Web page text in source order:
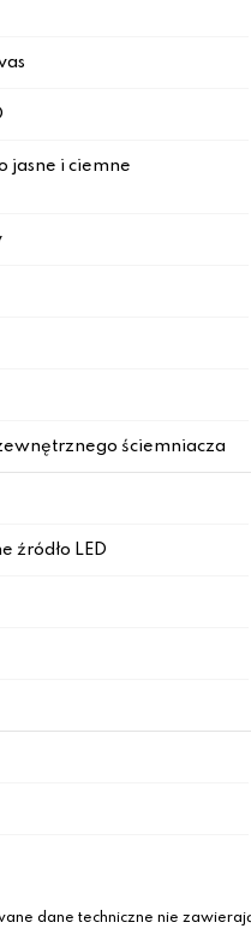
jasne i ciemne
ściemniacza
źródło LED
dane techniczne nie